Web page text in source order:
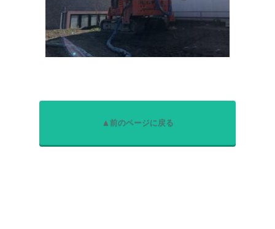
▲前のページに戻る